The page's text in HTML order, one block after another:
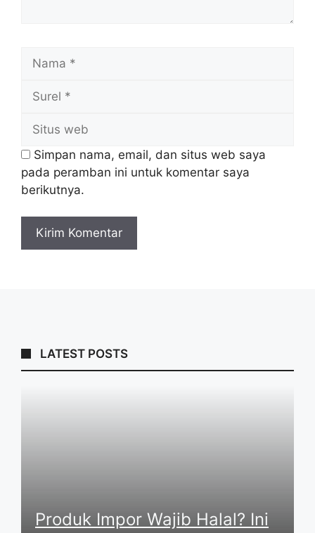
web
Simpan nama, email, dan situs web saya
pada peramban ini untuk komentar saya
berikutnya.
LATEST POSTS
Produk Impor Wajib Halal? Ini